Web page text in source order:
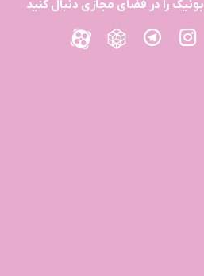
بونیک را در فضای مجازی دنبال کنید